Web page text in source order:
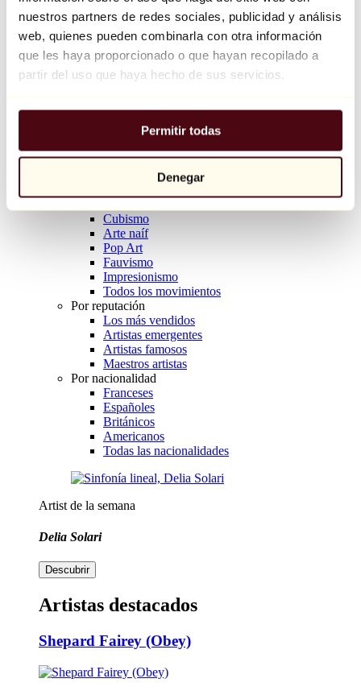
nuestros partners de redes sociales, publicidad y análisis
web, quienes pueden combinarla con otra información
que les haya proporcionado o que hayan recopilado a
partir del uso que haya hecho de sus servicios.
Permitir todas
Denegar
Descubrir
Artistas
Todos los escultores
Todos los dibujantes
Todos los diseñadores
Cubismo
Arte naíf
Pop Art
Fauvismo
Impresionismo
Todos los movimientos
Por reputación
Los más vendidos
Artistas emergentes
Artistas famosos
Maestros artistas
Por nacionalidad
Franceses
Españoles
Británicos
Americanos
Todas las nacionalidades
Artist de la semana
Delia Solari
Descubrir
Artistas destacados
Shepard Fairey (Obey)